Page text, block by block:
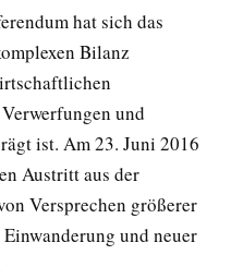
hat sich das
Bilanz
und
ist. Am 23. Juni 2016
Austritt aus der
Versprechen größerer
und neuer